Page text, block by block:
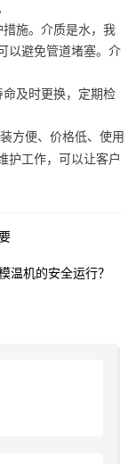
施。介质是水，我
以避免管道堵塞。介
及时更换，定期检
方便、价格低、使用
护工作，可以让客户
温机的安全运行？